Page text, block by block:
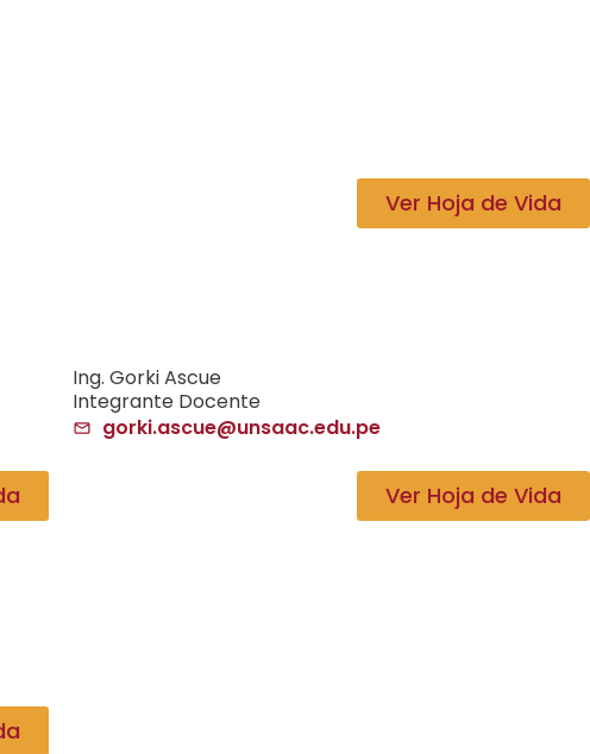
Ver Hoja de Vida
Ing. Gorki Ascue
Integrante Docente
gorki.ascue@unsaac.edu.pe
Ver Hoja de Vida